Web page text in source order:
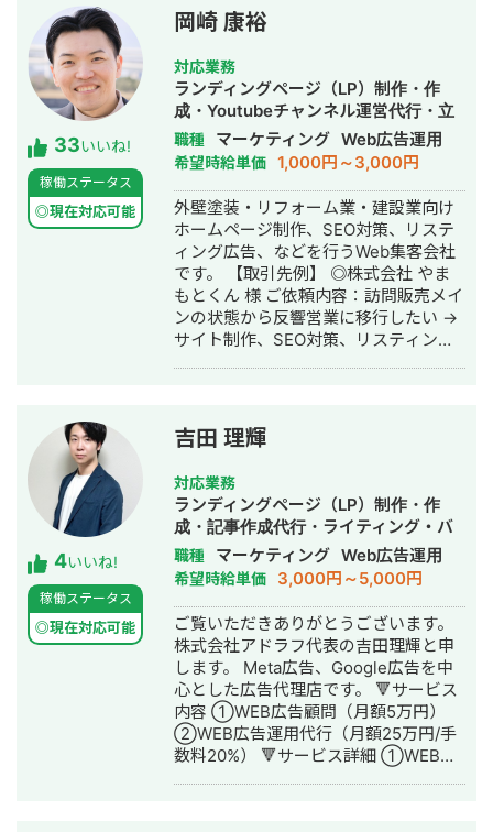
得意としており、要件定義、設計、実
装、本番リリース、運用改善まで一貫
して対応しています。 特に、仕様が複
雑な業務システムや、要件がまだ固ま
りきっていない新規開発において、事
業目的を整理しながら、正確にスピー
ド感を持って形にしていくことを強み
としています。 いまはスタートアップ
案件にてAIエージェント開発にも携わ
っており、AI活用した業務効率化、新
機能開発、既存プロダクトへのAI機能
の組み込みなどにも対応しています。
単純に言われたものを作るだけではな
く、事業として使える形に落とし込む
ことを重視し、開発の初期段階からリ
リース後の運用まで伴走しています。
33いいね!
稼働ステータス
◎現在対応可能
岡崎 康裕
対応業務
ランディングページ（LP）制作・作
成・Youtubeチャンネル運営代行・立
ち上げ・SEO対策・新規事業立上・
SNS運用代行・記事作成代行・ライテ
ィング・ホームページ制作・作成・バ
ナー制作・デザイン・リスティング広
告運用代行・オウンドメディア制作・
構築・運用代行・動画制作・動画編集
職種 マーケティング Web広告運用
希望時給単価 1,000円～3,000円
外壁塗装・リフォーム業・建設業向け
ホームページ制作、SEO対策、リステ
ィング広告、などを行うWeb集客会社
です。 【取引先例】 ◎株式会社 やま
もとくん 様 ご依頼内容：訪問販売メイ
ンの状態から反響営業に移行したい →
サイト制作、SEO対策、リスティング
ムコーポレーション（ユーペイント）
様 ご依頼内容：Web集客を依頼したい
→サイト制作、SEO対策、リスティン
グ広告運用を実施 ◎商工会・業界メデ
ィア支援例 「東村山市商工会」様 「外
壁塗装の窓口」様 ほか多数 ◎難関キー
ワードで上位表示 ・「屋根」で1位 ・
「ガルバリウム 鋼板」で1位 ・「塗り
壁」で1位 ・「外壁塗装」で3位 ・「埼
玉 リフォーム」「千葉県 外壁塗装」
「つくば市 外壁塗装」など地域キーワ
ードでも1位を多数獲得 【自己紹介】
・高校卒業後、札幌市で老舗の施工会
社に就職。職人として活動する ・
RIZAPの子会社に転職し、10年勤務。
事業部で最年少の支配人となり、新規
出店などを経験 ・副業だったマーケテ
4いいね!
稼働ステータス
◎現在対応可能
吉田 理輝
対応業務
ランディングページ（LP）制作・作
成・記事作成代行・ライティング・バ
ナー制作・デザイン・リスティング広
告運用代行・動画制作・動画編集
職種 マーケティング Web広告運用
希望時給単価 3,000円～5,000円
ご覧いただきありがとうございます。
株式会社アドラフ代表の吉田理輝と申
します。 Meta広告、Google広告を中
心とした広告代理店です。 🔻サービス
内容 ①WEB広告顧問（月額5万円）
②WEB広告運用代行（月額25万円/手
数料20%） 🔻サービス詳細 ①WEB広